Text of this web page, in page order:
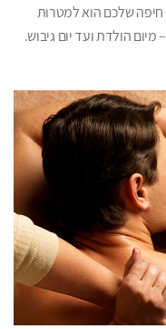
חיפה שלכם הוא למטרות
הולדת ועד יום גיבוש.